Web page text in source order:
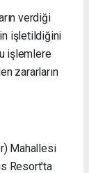
verdiği
işletildiğini
işlemlere
zararların
Mahallesi
Resort'ta